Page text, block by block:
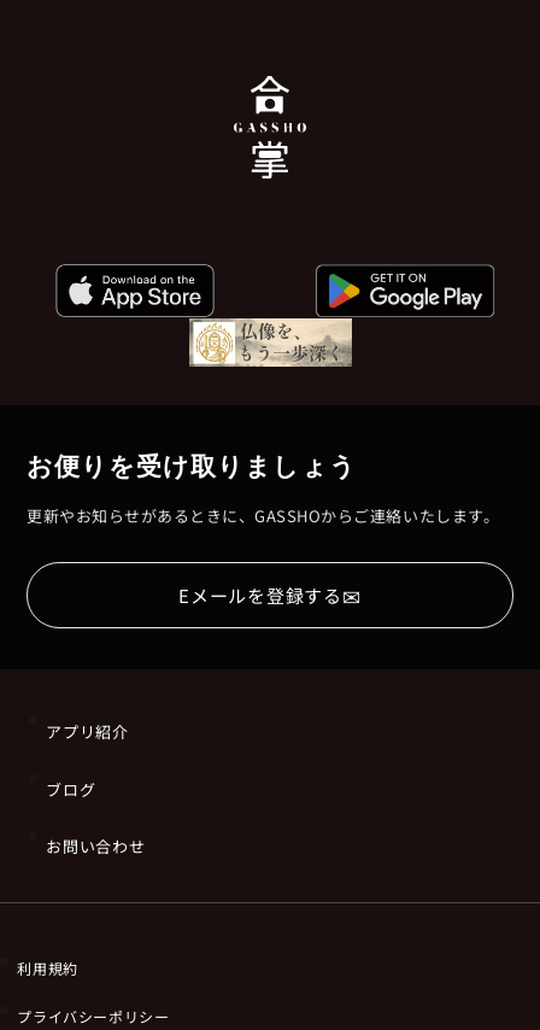
お便りを受け取りましょう
更新やお知らせがあるときに、GASSHOからご連絡いたします。
Eメールを登録する✉
アプリ紹介
ブログ
お問い合わせ
利用規約
プライバシーポリシー